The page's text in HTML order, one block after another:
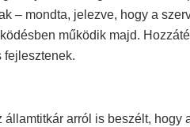
– mondta, jelezve, hogy a
működik majd.
fejlesztenek.
államtitkár arról is beszélt, hogy